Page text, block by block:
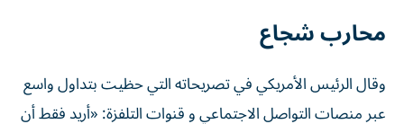
محارب شجاع
وقال الرئيس الأمريكي في تصريحاته التي حظيت بتداول واسع
عبر منصات التواصل الاجتماعي و قنوات التلفزة: «أريد فقط أن